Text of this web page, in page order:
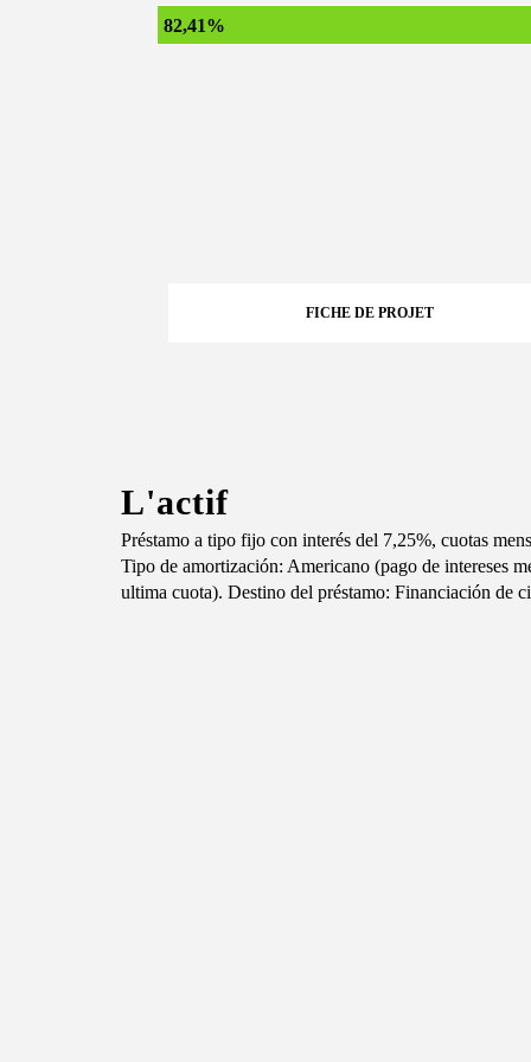
82,41%
FICHE DE PROJET
L'actif
Préstamo a tipo fijo con interés del 7,25%, cuotas
Tipo de amortización: Americano (pago de intereses
ultima cuota). Destino del préstamo: Financiación de